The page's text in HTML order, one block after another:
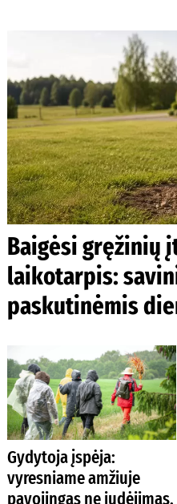
Baigėsi gręžinių
laikotarpis:
paskutinėmis
Gydytoja įspėja:
vyresniame amžiuje
pavojingas ne judėjimas,